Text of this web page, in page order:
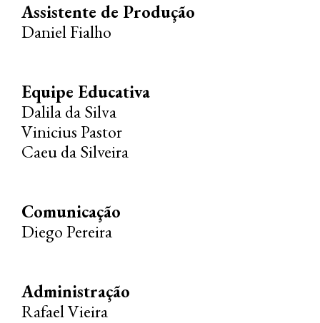
Assistente de Produção
Daniel Fialho
Equipe Educativa
Dalila da Silva
Vinicius Pastor
Caeu da Silveira
Comunicação
Diego Pereira
Administração
Rafael Vieira